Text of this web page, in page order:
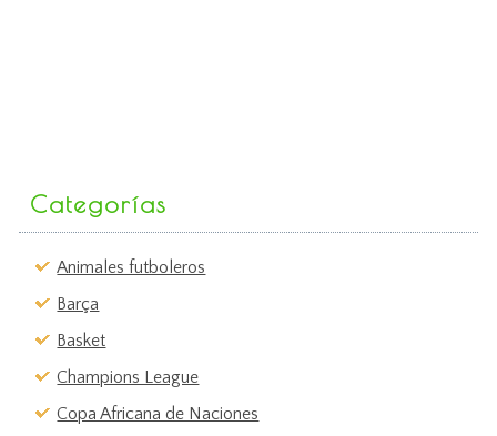
Categorías
Animales futboleros
Barça
Basket
Champions League
Copa Africana de Naciones